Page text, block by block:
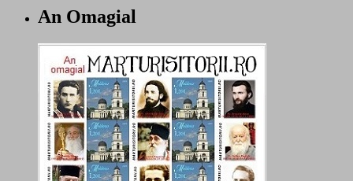
An Omagial